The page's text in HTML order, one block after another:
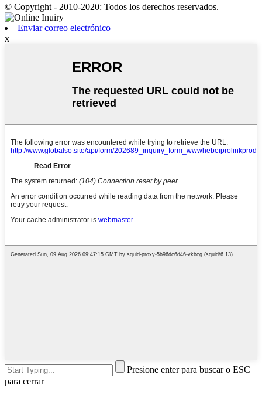
© Copyright - 2010-2020: Todos los derechos reservados.
Enviar correo electrónico
x
Presione enter para buscar o ESC
para cerrar